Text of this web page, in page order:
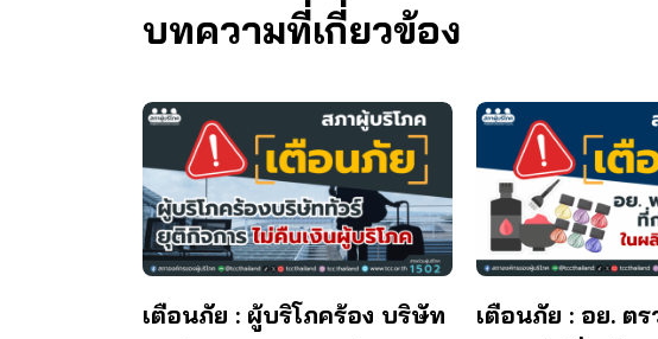
บทความที่เกี่ยวข้อง
เตือนภัย : ผู้บริโภคร้อง บริษัท
เตือนภัย : อย. ต